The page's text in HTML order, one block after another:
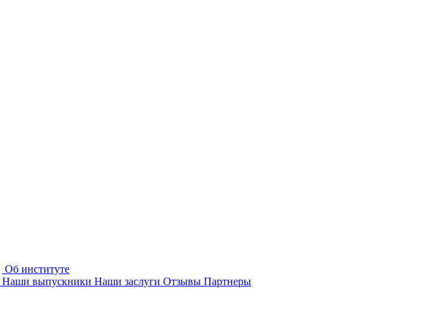
Об институте
Наши выпускники Наши заслуги Отзывы Партнеры